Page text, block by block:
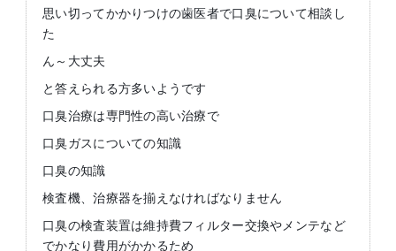
思い切ってかかりつけの歯医者で口臭について相談し
た
ん～大丈夫
と答えられる方多いようです
口臭治療は専門性の高い治療で
口臭ガスについての知識
口臭の知識
検査機、治療器を揃えなければなりません
口臭の検査装置は維持費フィルター交換やメンテなど
でかなり費用がかかるため